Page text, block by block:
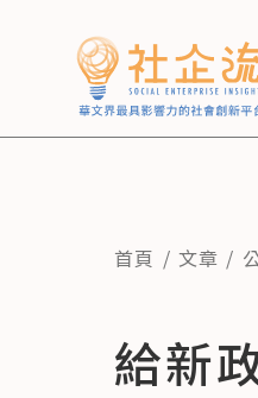
首頁 文章
給新